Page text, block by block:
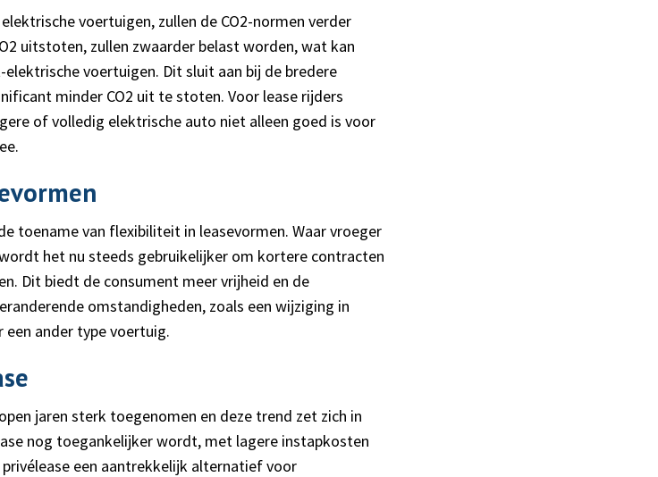
voertuigen, zullen de CO2-normen verder
uitstoten, zullen zwaarder belast worden, wat kan
voertuigen. Dit sluit aan bij de bredere
minder CO2 uit te stoten. Voor lease rijders
of volledig elektrische auto niet alleen goed is voor
toename van flexibiliteit in leasevormen. Waar vroeger
het nu steeds gebruikelijker om kortere contracten
Dit biedt de consument meer vrijheid en de
omstandigheden, zoals een wijziging in
ander type voertuig.
jaren sterk toegenomen en deze trend zet zich in
nog toegankelijker wordt, met lagere instapkosten
een aantrekkelijk alternatief voor